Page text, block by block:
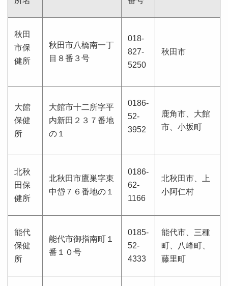
秋田
市保
健所
秋田市八橋南一丁
目８番３号
018-
827-
5250
秋田市
大館
保健
所
大館市十二所字平
内新田２３７番地
の１
0186-
52-
3952
鹿角市、大館
市、小坂町
北秋
田保
健所
北秋田市鷹巣字東
中岱７６番地の１
0186-
62-
1166
北秋田市、上
小阿仁村
能代
保健
所
能代市御指南町１
番１０号
0185-
52-
4333
能代市、三種
町、八峰町、
藤里町